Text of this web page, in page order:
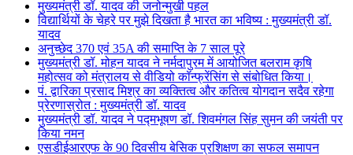
मुख्यमंत्री डॉ. यादव की जनोन्मुखी पहल
विद्यार्थियों के चेहरे पर मुझे दिखता है भारत का भविष्य : मुख्यमंत्री डॉ.
यादव
अनुच्छेद 370 एवं 35A की समाप्ति के 7 साल पूरे
मुख्यमंत्री डॉ. मोहन यादव ने नर्मदापुरम में आयोजित बलराम कृषि
महोत्सव को मंत्रालय से वीडियो कॉन्फ्रेंसिंग से संबोधित किया।
पं. द्वारिका प्रसाद मिश्र का व्यक्तित्व और कतित्व योगदान सदैव रहेगा
प्रेरणास्रोत : मुख्यमंत्री डॉ. यादव
मुख्यमंत्री डॉ. यादव ने पद्मभूषण डॉ. शिवमंगल सिंह सुमन की जयंती पर
किया नमन
एसडीईआरएफ के 90 दिवसीय बेसिक प्रशिक्षण का सफल समापन